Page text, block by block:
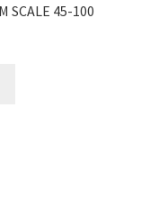
SCALE 45-100